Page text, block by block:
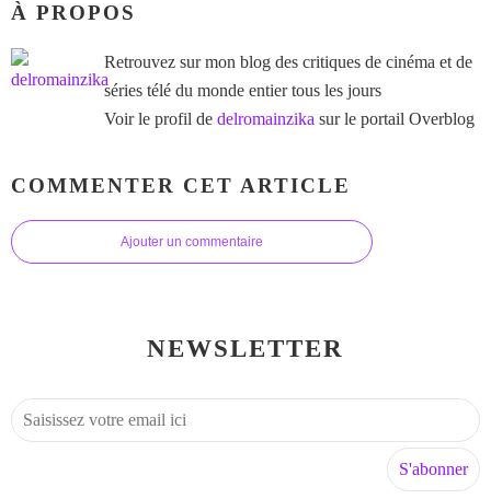
À PROPOS
Retrouvez sur mon blog des critiques de cinéma et de
séries télé du monde entier tous les jours
Voir le profil de delromainzika sur le portail Overblog
COMMENTER CET ARTICLE
Ajouter un commentaire
NEWSLETTER